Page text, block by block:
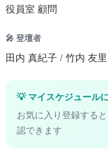
役員室 顧問
🎤 登壇者
田内 真紀子 / 竹内 友
💡 マイスケジュール
お気に入り登録すると
認できます